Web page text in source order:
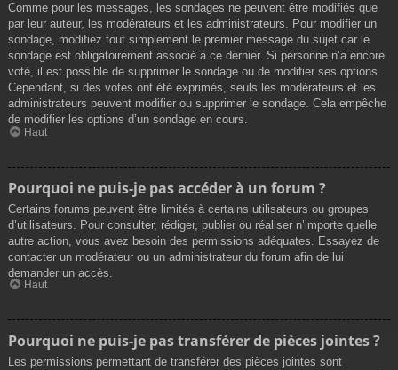
Comme pour les messages, les sondages ne peuvent être modifiés que
par leur auteur, les modérateurs et les administrateurs. Pour modifier un
sondage, modifiez tout simplement le premier message du sujet car le
sondage est obligatoirement associé à ce dernier. Si personne n’a encore
voté, il est possible de supprimer le sondage ou de modifier ses options.
Cependant, si des votes ont été exprimés, seuls les modérateurs et les
administrateurs peuvent modifier ou supprimer le sondage. Cela empêche
de modifier les options d’un sondage en cours.
Haut
Pourquoi ne puis-je pas accéder à un forum ?
Certains forums peuvent être limités à certains utilisateurs ou groupes
d’utilisateurs. Pour consulter, rédiger, publier ou réaliser n’importe quelle
autre action, vous avez besoin des permissions adéquates. Essayez de
contacter un modérateur ou un administrateur du forum afin de lui
demander un accès.
Haut
Pourquoi ne puis-je pas transférer de pièces jointes ?
Les permissions permettant de transférer des pièces jointes sont